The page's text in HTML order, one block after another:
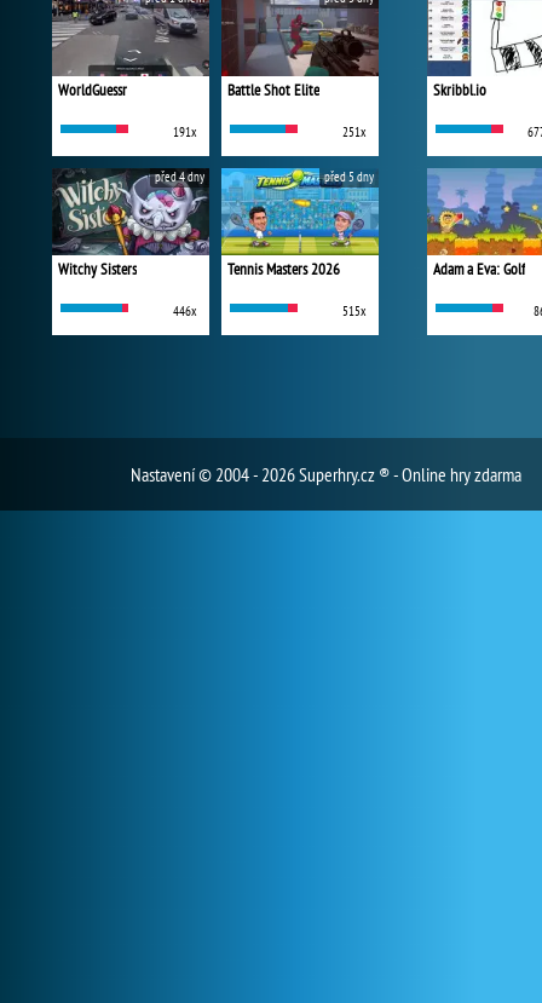
WorldGuessr
191x
Battle Shot Elite
251x
Witchy Sisters
446x
před 4 dny
Tennis Masters 2026
515x
před 5 dny
Skribbl.io
Adam a Eva: Golf
Nastavení© 2004 - 2026 Superhry.cz ® - Online hry zdarma